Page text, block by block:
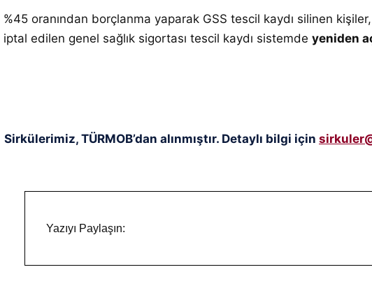
%45 oranından borçlanma yaparak GSS tescil kaydı silinen
iptal edilen genel sağlık sigortası tescil kaydı sistemde yeniden
Sirkülerimiz, TÜRMOB’dan alınmıştır. Detaylı bilgi için
Yazıyı Paylaşın: